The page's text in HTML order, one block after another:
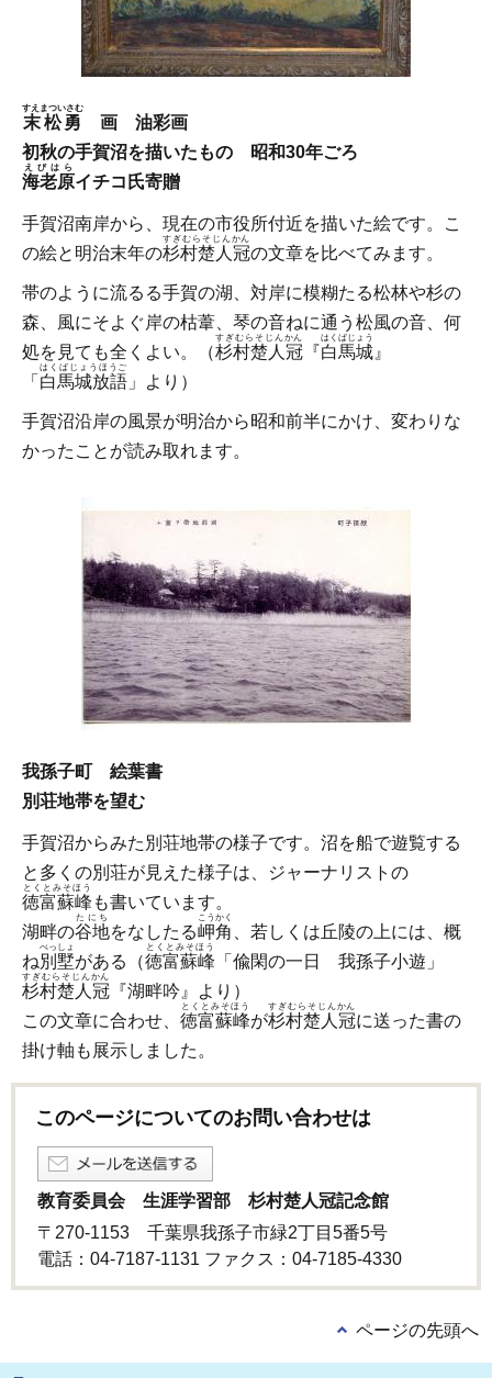
末松勇
すえまついさむ
画 油彩画
初秋の手賀沼を描いたもの 昭和30年ごろ
海老原
えびはら
イチコ氏寄贈
手賀沼南岸から、現在の市役所付近を描いた絵です。こ
の絵と明治末年の杉村楚人冠
すぎむらそじんかん
の文章を比べてみます。
帯のように流るる手賀の湖、対岸に模糊たる松林や杉の
森、風にそよぐ岸の枯葦、琴の音ねに通う松風の音、何
処を見ても全くよい。（杉村楚人冠
すぎむらそじんかん
『白馬城
はくばじょう
』
「 白馬城放語
はくばじょうほうご
」より）
手賀沼沿岸の風景が明治から昭和前半にかけ、変わりな
かったことが読み取れます。
我孫子町 絵葉書
別荘地帯を望む
手賀沼からみた別荘地帯の様子です。沼を船で遊覧する
と多くの別荘が見えた様子は、ジャーナリストの
徳富蘇峰
とくとみそほう
も書いています。
湖畔の谷地
たにち
をなしたる岬角
こうかく
、若しくは丘陵の上には、概
ね別墅
べっしょ
がある（徳富蘇峰
とくとみそほう
「偸閑の一日 我孫子小遊」
杉村楚人冠
すぎむらそじんかん
『湖畔吟』より）
この文章に合わせ、 徳富蘇峰
とくとみそほう
が杉村楚人冠
すぎむらそじんかん
に送った書の
掛け軸も展示しました。
このページについてのお問い合わせは
教育委員会 生涯学習部 杉村楚人冠記念館
〒270-1153 千葉県我孫子市緑2丁目5番5号
電話：04-7187-1131 ファクス：04-7185-4330
ページの先頭へ